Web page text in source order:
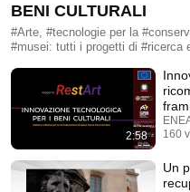
BENI CULTURALI
#Arte, #tecnologie per la
#musei: tutti i progetti di #ricerca
2:58
160
Un